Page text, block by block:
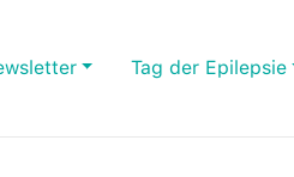
Tag der Epilepsie